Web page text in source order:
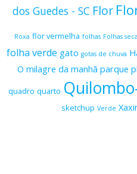
dos Guedes - SC Flor
Roxa flor vermelha folhas Folhas
folha verde gato gotas de chuva
O milagre da manhã parque
quadro quarto
sketchup Verde